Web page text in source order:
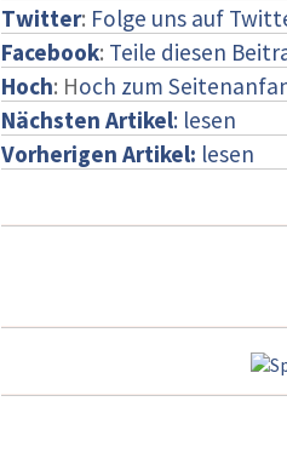
Twitter: Folge uns auf
Facebook: Teile diesen
Hoch: Hoch zum
Nächsten Artikel: lesen
Vorherigen Artikel: lesen